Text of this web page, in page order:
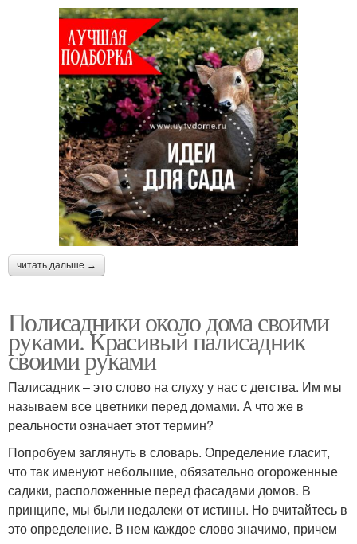
читать дальше →
Полисадники около дома своими
руками. Красивый палисадник
своими руками
Палисадник – это слово на слуху у нас с детства. Им мы
называем все цветники перед домами. А что же в
реальности означает этот термин?
Попробуем заглянуть в словарь. Определение гласит,
что так именуют небольшие, обязательно огороженные
садики, расположенные перед фасадами домов. В
принципе, мы были недалеки от истины. Но вчитайтесь в
это определение. В нем каждое слово значимо, причем